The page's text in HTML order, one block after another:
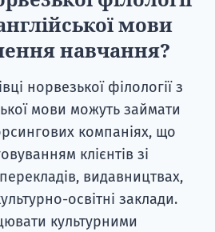
мови
навчання?
норвезької філології з
мови можуть займати
компаніях, що
клієнтів зі
видавництвах,
освітні заклади.
культурними